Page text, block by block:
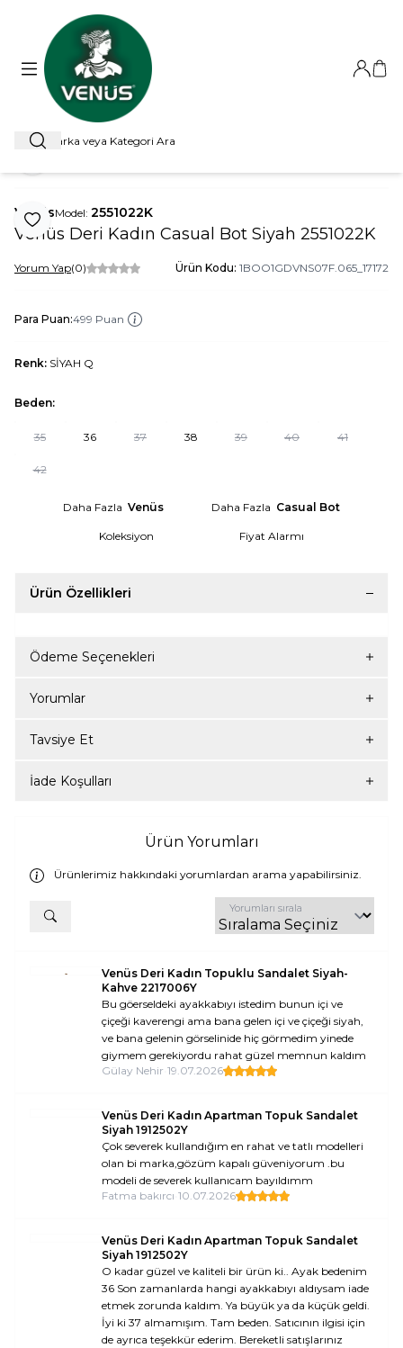
Ara
Giriş
Favoriye Ekle
VenüsModel: 2551022K
Venüs Deri Kadın Casual Bot Siyah 2551022K
Yorum Yap(0) Ürün Kodu: 1BOO1GDVNS07F.065_17172
Para Puan:499 Puan
Renk: SİYAH Q
Beden:
35 36 37 38 39 40 41
42
Daha Fazla Venüs Daha Fazla Casual Bot
Koleksiyon Fiyat Alarmı
Ürün Özellikleri
Ödeme Seçenekleri
Yorumlar
Tavsiye Et
İade Koşulları
Ürün Yorumları
Ürünlerimiz hakkındaki yorumlardan arama yapabilirsiniz.
Yorumları sırala
Venüs Deri Kadın Topuklu Sandalet Siyah-
Kahve 2217006Y
Bu göerseldeki ayakkabıyı istedim bunun içi ve
çiçeği kaverengi ama bana gelen içi ve çiçeği siyah,
ve bana gelenin görselinide hiç görmedim yinede
giymem gerekiyordu rahat güzel memnun kaldım
Gülay Nehir 19.07.2026
Venüs Deri Kadın Apartman Topuk Sandalet
Siyah 1912502Y
Çok severek kullandığım en rahat ve tatlı modelleri
olan bi marka,gözüm kapalı güveniyorum .bu
modeli de severek kullanıcam bayıldımm
Fatma bakırcı 10.07.2026
Venüs Deri Kadın Apartman Topuk Sandalet
Siyah 1912502Y
O kadar güzel ve kaliteli bir ürün ki.. Ayak bedenim
36 Son zamanlarda hangi ayakkabıyı aldıysam iade
etmek zorunda kaldım. Ya büyük ya da küçük geldi.
İyi ki 37 almamışım. Tam beden. Satıcının ilgisi için
de ayrıca teşekkür ederim. Bereketli satışlarınız